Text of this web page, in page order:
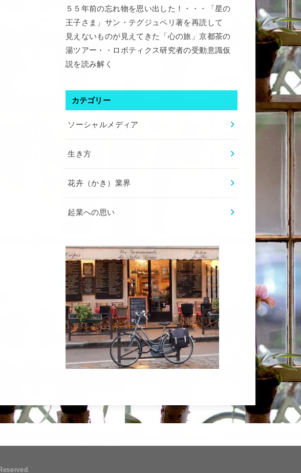
５５年前の忘れ物を思い出した！・・・「星の
王子さま」サン・テグジュペリ著を再読して
見えないものが見えてきた「心の旅」京都茶の
湯ツアー・・ロボティクス研究者の受動意識仮
説を読み解く
カテゴリー
ソーシャルメディア
生き方
花卉（かき）業界
起業への思い